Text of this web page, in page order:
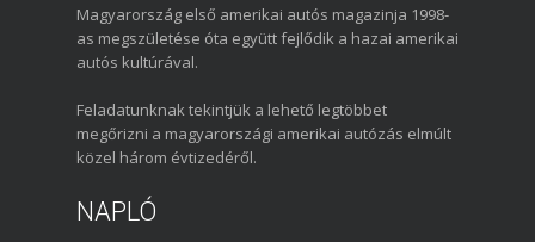
Magyarország első amerikai autós magazinja 1998-
as megszületése óta együtt fejlődik a hazai amerikai
autós kultúrával.
Feladatunknak tekintjük a lehető legtöbbet
megőrizni a magyarországi amerikai autózás elmúlt
közel három évtizedéről.
NAPLÓ